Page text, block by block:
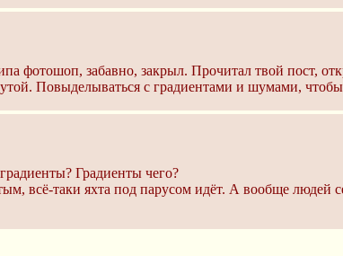
фотошоп, забавно, закрыл. Прочитал твой пост,
Повыделываться с градиентами и шумами, чтобы
Градиенты чего?
всё-таки яхта под парусом идёт. А вообще людей